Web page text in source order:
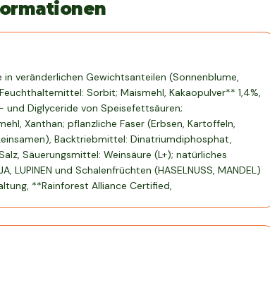
in veränderlichen Gewichtsanteilen (Sonnenblume,
Sorbit; Maismehl, Kakaopulver** 1,4%,
und Diglyceride von Speisefettsäuren;
Xanthan; pflanzliche Faser (Erbsen, Kartoffeln,
Backtriebmittel: Dinatriumdiphosphat,
Säuerungsmittel: Weinsäure (L+); natürliches
LUPINEN und Schalenfrüchten (HASELNUSS, MANDEL)
**Rainforest Alliance Certified,